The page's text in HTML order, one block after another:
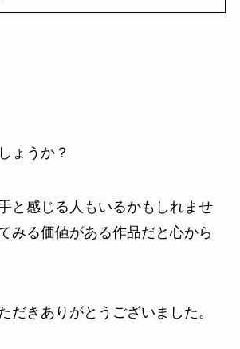
ょうか？
と感じる人もいるかもしれませ
みる価値がある作品だと心から
だきありがとうございました。